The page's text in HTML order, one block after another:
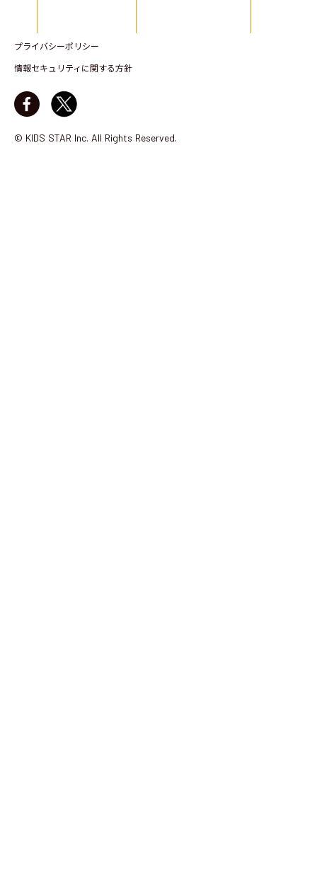
プライバシーポリシー
情報セキュリティに関する方針
© KIDS STAR Inc. All Rights Reserved.